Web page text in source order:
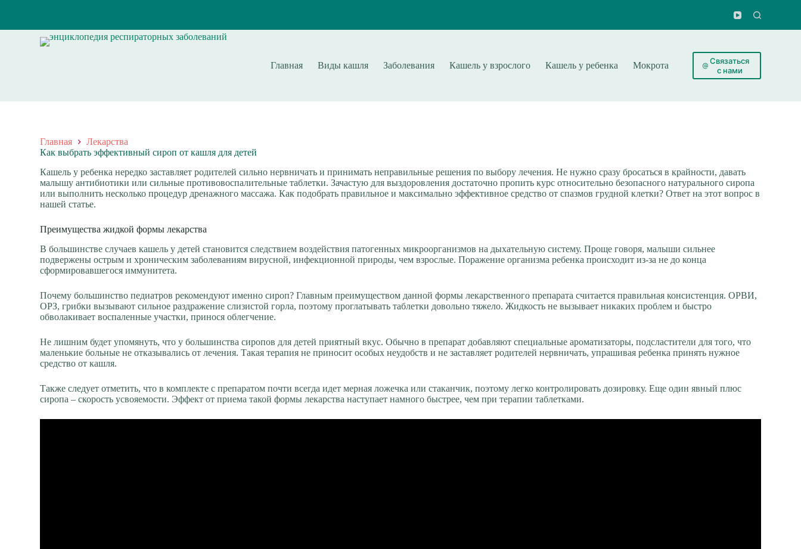
р
Главная Виды кашля Заболевания Кашель у взрослого Кашель у ребенка Мокрота Лекарства Народные
Связаться
с нами
Главная
Лекарства
Как выбрать эффективный сироп от кашля для детей
Кашель у ребенка нередко заставляет родителей сильно нервничать и принимать неправильные решения по выбору лечения. Не нужно сразу бросаться в крайности, давать
малышу антибиотики или сильные противовоспалительные таблетки. Зачастую для выздоровления достаточно пропить курс относительно безопасного натурального сиропа
или выполнить несколько процедур дренажного массажа. Как подобрать правильное и максимально эффективное средство от спазмов грудной клетки? Ответ на этот вопрос в
нашей статье.
Преимущества жидкой формы лекарства
В большинстве случаев кашель у детей становится следствием воздействия патогенных микроорганизмов на дыхательную систему. Проще говоря, малыши сильнее
подвержены острым и хроническим заболеваниям вирусной, инфекционной природы, чем взрослые. Поражение организма ребенка происходит из-за не до конца
сформировавшегося иммунитета.
Почему большинство педиатров рекомендуют именно сироп? Главным преимуществом данной формы лекарственного препарата считается правильная консистенция. ОРВИ,
ОРЗ, грибки вызывают сильное раздражение слизистой горла, поэтому проглатывать таблетки довольно тяжело. Жидкость не вызывает никаких проблем и быстро
обволакивает воспаленные участки, принося облегчение.
Не лишним будет упомянуть, что у большинства сиропов для детей приятный вкус. Обычно в препарат добавляют специальные ароматизаторы, подсластители для того, что
маленькие больные не отказывались от лечения. Такая терапия не приносит особых неудобств и не заставляет родителей нервничать, упрашивая ребенка принять нужное
средство от кашля.
Также следует отметить, что в комплекте с препаратом почти всегда идет мерная ложечка или стаканчик, поэтому легко контролировать дозировку. Еще один явный плюс
сиропа – скорость усвояемости. Эффект от приема такой формы лекарства наступает намного быстрее, чем при терапии таблетками.